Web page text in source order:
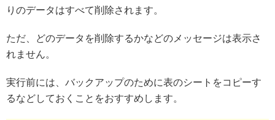
りのデータはすべて削除されます。
ただ、どのデータを削除するかなどのメッセージは表示さ
れません。
実行前には、バックアップのために表のシートをコピーす
るなどしておくことをおすすめします。